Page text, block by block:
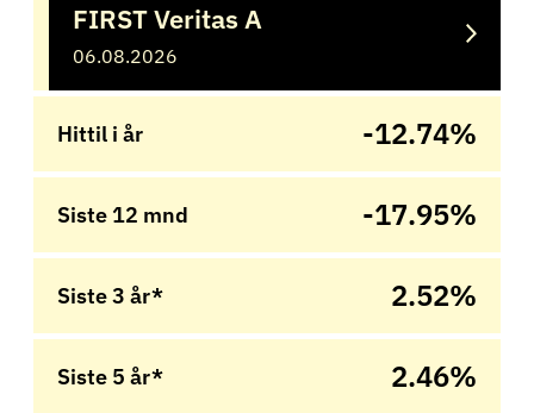
FIRST Veritas A
06.08.2026
Hittil i år -12.74%
Siste 12 mnd -17.95%
Siste 3 år* 2.52%
Siste 5 år* 2.46%